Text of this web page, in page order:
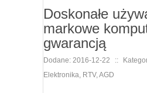
Doskonałe
markowe
gwarancją
Dodane: 2016-12-22 ::
Elektronika, RTV, AGD